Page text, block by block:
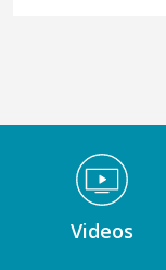
Videos